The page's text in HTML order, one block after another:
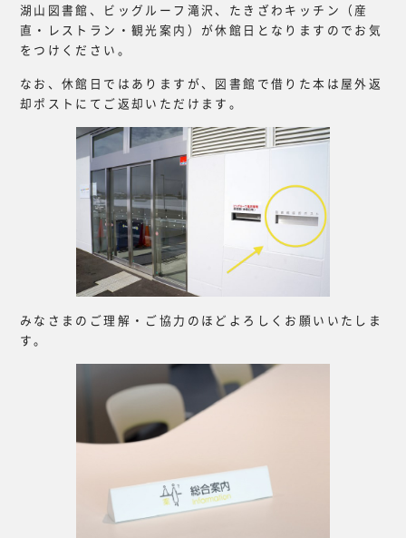
湖山図書館、ビッグルーフ滝沢、たきざわキッチン（産
直・レストラン・観光案内）が休館日となりますのでお気
をつけください。
なお、休館日ではありますが、図書館で借りた本は屋外返
却ポストにてご返却いただけます。
みなさまのご理解・ご協力のほどよろしくお願いいたしま
す。